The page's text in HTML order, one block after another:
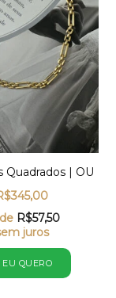
Quadrados | OU
345,00
R$57,50
juros
EU QUERO